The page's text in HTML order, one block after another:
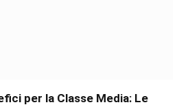
per la Classe Media: Le